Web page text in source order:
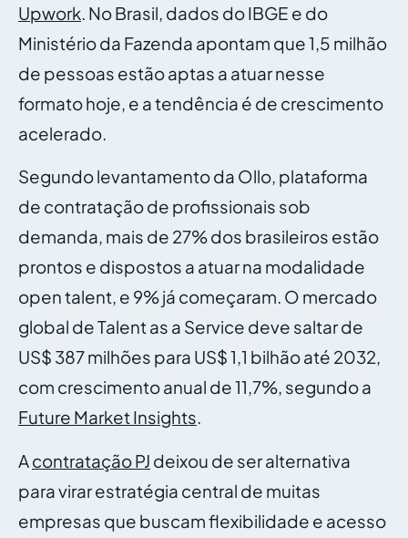
Upwork. No Brasil, dados do IBGE e do
Ministério da Fazenda apontam que 1,5 milhão
de pessoas estão aptas a atuar nesse
formato hoje, e a tendência é de crescimento
acelerado.
Segundo levantamento da Ollo, plataforma
de contratação de profissionais sob
demanda, mais de 27% dos brasileiros estão
prontos e dispostos a atuar na modalidade
open talent, e 9% já começaram. O mercado
global de Talent as a Service deve saltar de
US$ 387 milhões para US$ 1,1 bilhão até 2032,
com crescimento anual de 11,7%, segundo a
Future Market Insights.
Acontratação PJ deixou de ser alternativa
para virar estratégia central de muitas
empresas que buscam flexibilidade e acesso